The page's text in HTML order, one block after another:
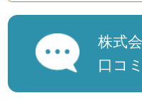
株式
口コ